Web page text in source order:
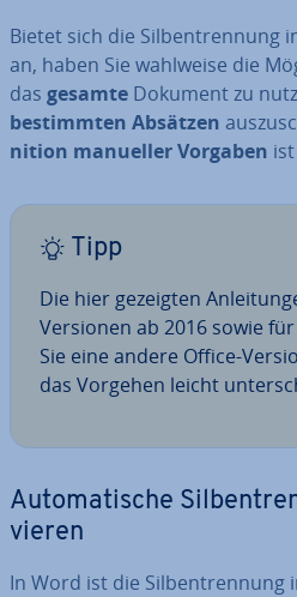
Bietet sich die Sil­ben­tren­nung
an, haben Sie wahlweise die
das gesamte Dokument zu
be­stimm­ten Absätzen
ni­ti­on manueller Vorgaben
Tipp
Die hier gezeigten
Versionen ab 2016 sowie
Sie eine andere Office-
das Vorgehen leicht
Au­to­ma­ti­sche
vie­ren
In Word ist die